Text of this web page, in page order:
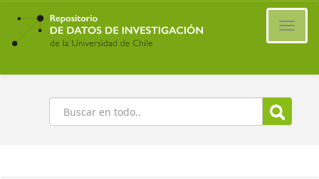
Ir
contenido
principal
Buscar